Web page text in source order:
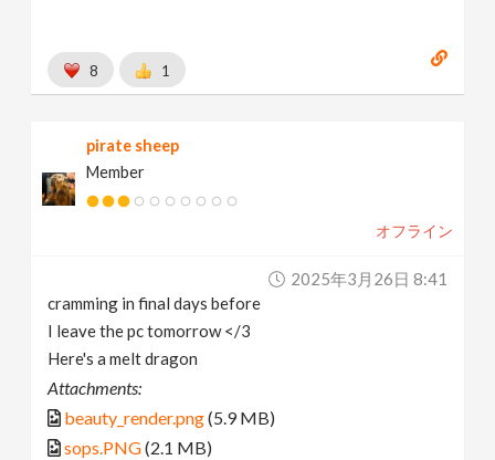
8 1
pirate sheep
Member
オフライン
2025年3月26日 8:41
cramming in final days before
I leave the pc tomorrow </3
Here's a melt dragon
Attachments:
beauty_render.png(5.9 MB)
sops.PNG(2.1 MB)